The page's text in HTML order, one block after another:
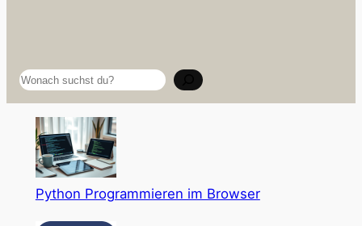
Suchen
Python Programmieren im Browser